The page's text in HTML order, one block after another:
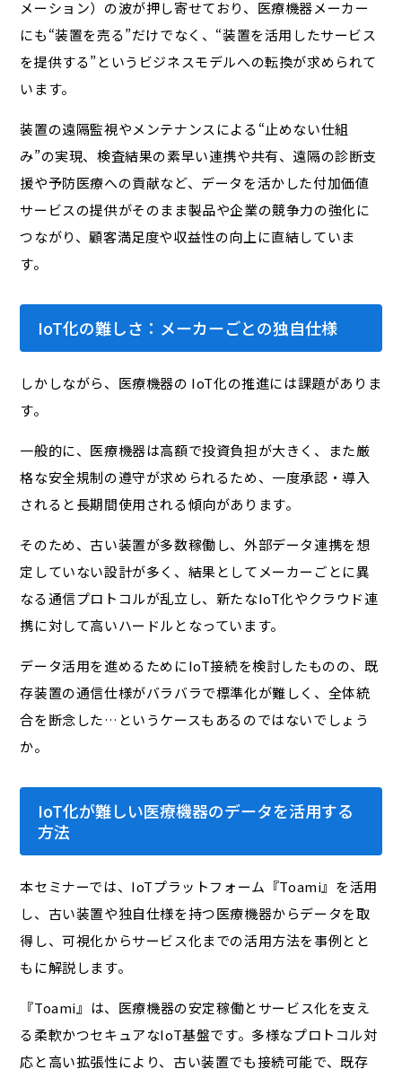
メーション）の波が押し寄せており、医療機器メーカー
にも“装置を売る”だけでなく、“装置を活用したサービス
を提供する”というビジネスモデルへの転換が求められて
います。
装置の遠隔監視やメンテナンスによる“止めない仕組
み”の実現、検査結果の素早い連携や共有、遠隔の診断支
援や予防医療への貢献など、データを活かした付加価値
サービスの提供がそのまま製品や企業の競争力の強化に
つながり、顧客満足度や収益性の向上に直結していま
す。
IoT化の難しさ：メーカーごとの独自仕様
しかしながら、医療機器の IoT化の推進には課題がありま
す。
一般的に、医療機器は高額で投資負担が大きく、また厳
格な安全規制の遵守が求められるため、一度承認・導入
されると長期間使用される傾向があります。
そのため、古い装置が多数稼働し、外部データ連携を想
定していない設計が多く、結果としてメーカーごとに異
なる通信プロトコルが乱立し、新たなIoT化やクラウド連
携に対して高いハードルとなっています。
データ活用を進めるためにIoT接続を検討したものの、既
存装置の通信仕様がバラバラで標準化が難しく、全体統
合を断念した…というケースもあるのではないでしょう
か。
IoT化が難しい医療機器のデータを活用する
方法
本セミナーでは、IoTプラットフォーム『Toami』を活用
し、古い装置や独自仕様を持つ医療機器からデータを取
得し、可視化からサービス化までの活用方法を事例とと
もに解説します。
『Toami』は、医療機器の安定稼働とサービス化を支え
る柔軟かつセキュアなIoT基盤です。多様なプロトコル対
応と高い拡張性により、古い装置でも接続可能で、既存